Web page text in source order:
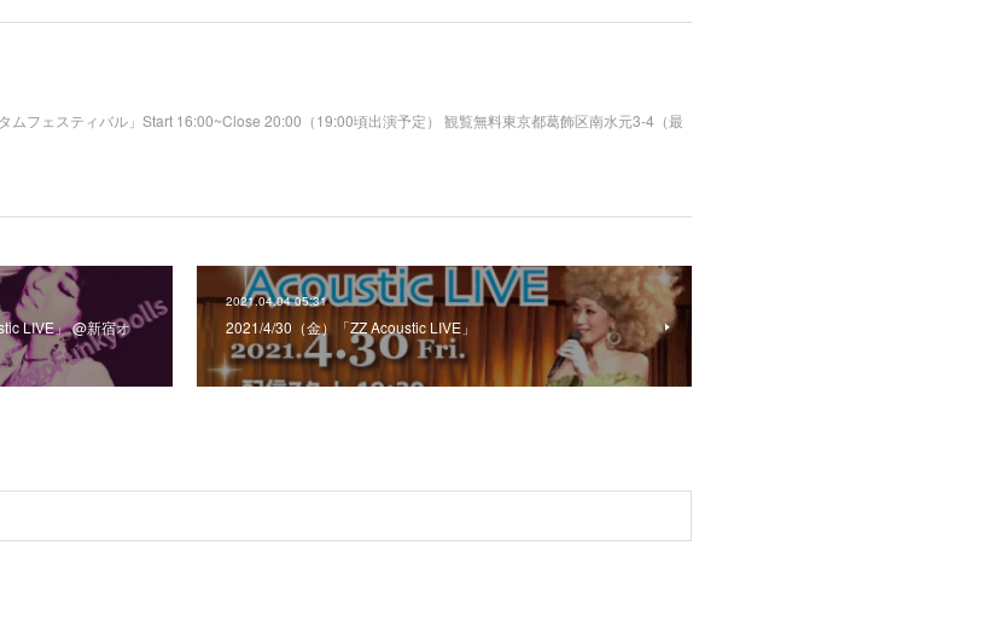
ムフェスティバル」Start 16:00~Close 20:00（19:00頃出演予定） 観覧無料東京都葛飾区南水元3-4（最
LIVE」 @新宿オ
2021.04.04 05:31
2021/4/30（金）「ZZ Acoustic LIVE」